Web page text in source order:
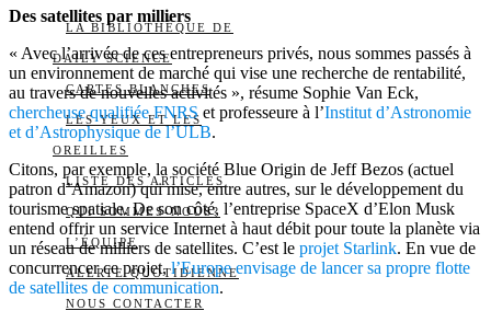
LA BIBLIOTHÈQUE DE
DAILY SCIENCE
CARTES BLANCHES
LES YEUX ET LES
OREILLES
LISTE DES ARTICLES
QUI SOMMES-NOUS?
L’ÉQUIPE
ALERTE QUOTIDIENNE
NOUS CONTACTER
Des satellites par milliers
« Avec l’arrivée de ces entrepreneurs privés, nous sommes passés à
un environnement de marché qui vise une recherche de rentabilité,
au travers de nouvelles activités », résume Sophie Van Eck,
chercheuse qualifiée FNRS et professeure à l’Institut d’Astronomie
et d’Astrophysique de l’ULB.
Citons, par exemple, la société Blue Origin de Jeff Bezos (actuel
patron d’Amazon) qui mise, entre autres, sur le développement du
tourisme spatiale. De son côté, l’entreprise SpaceX d’Elon Musk
entend offrir un service Internet à haut débit pour toute la planète via
un réseau de milliers de satellites. C’est le projet Starlink. En vue de
concurrencer ce projet,l’Europe envisage de lancer sa propre flotte
de satellites de communication.